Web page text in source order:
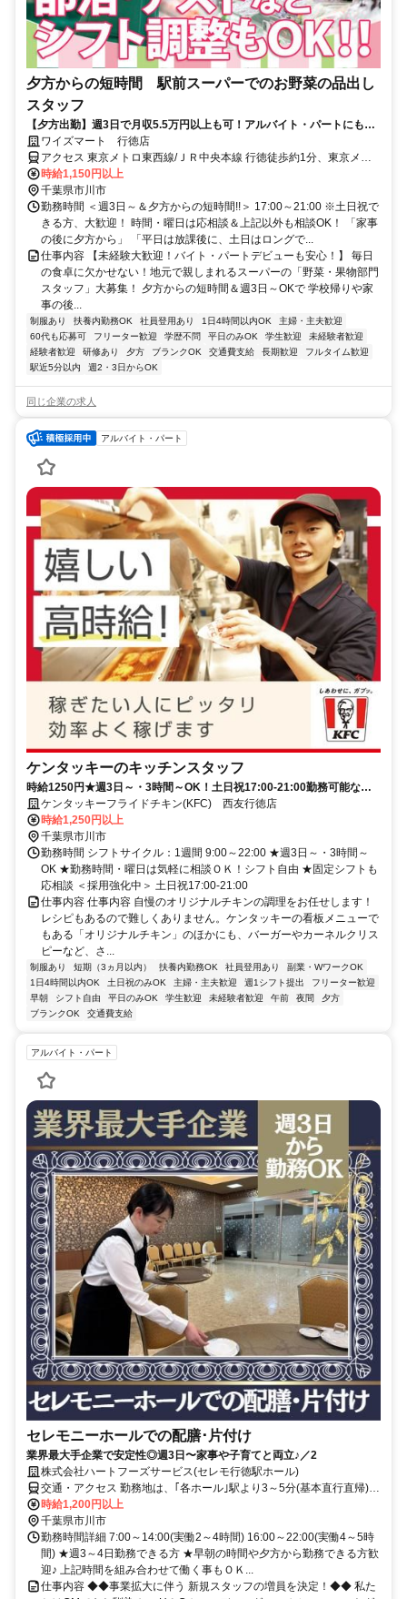
夕方からの短時間 駅前スーパーでのお野菜の品出し
スタッフ
【夕方出勤】週3日で月収5.5万円以上も可！アルバイト・パートにも賞
与あり！お得な社割で家計も大助かり♪
ワイズマート 行徳店
アクセス 東京メトロ東西線/ＪＲ中央本線 行徳徒歩約1分、東京メト
ロ東西線/ＪＲ中央本線 妙典南口徒歩約18分、東京メトロ東西線/ＪＲ
中央本線 南行徳北口徒歩約21分 東西線「行徳駅」目の前！
時給1,150円以上
千葉県市川市
勤務時間 ＜週3日～＆夕方からの短時間!!＞ 17:00～21:00 ※土日祝で
きる方、大歓迎！ 時間・曜日は応相談＆上記以外も相談OK！ 「家事
の後に夕方から」 「平日は放課後に、土日はロングで...
仕事内容 【未経験大歓迎！バイト・パートデビューも安心！】 毎日
の食卓に欠かせない！地元で親しまれるスーパーの「野菜・果物部門
スタッフ」大募集！ 夕方からの短時間＆週3日～OKで 学校帰りや家
事の後...
制服あり 扶養内勤務OK 社員登用あり 1日4時間以内OK
主婦・主夫歓迎
60代も応募可
フリーター歓迎 学歴不問 平日のみOK 学生歓迎
未経験者歓迎
経験者歓迎
研修あり 夕方 ブランクOK 交通費支給 長期歓迎
フルタイム歓迎
駅近5分以内
週2・3日からOK
同じ企業の求人
アルバイト・パート
ケンタッキーのキッチンスタッフ
時給1250円★週3日～・3時間～OK！土日祝17:00-21:00勤務可能な方
大歓迎♪
ケンタッキーフライドチキン(KFC) 西友行徳店
時給1,250円以上
千葉県市川市
勤務時間 シフトサイクル：1週間 9:00～22:00 ★週3日～・3時間～
OK ★勤務時間・曜日は気軽に相談ＯＫ！シフト自由 ★固定シフトも
応相談 ＜採用強化中＞ 土日祝17:00-21:00
仕事内容 仕事内容 自慢のオリジナルチキンの調理をお任せします！
レシピもあるので難しくありません。ケンタッキーの看板メニューで
もある「オリジナルチキン」のほかにも、バーガーやカーネルクリス
ピーなど、さ...
制服あり 短期（3ヵ月以内） 扶養内勤務OK 社員登用あり
副業・WワークOK
1日4時間以内OK
土日祝のみOK 主婦・主夫歓迎 週1シフト提出
フリーター歓迎
早朝
シフト自由 平日のみOK 学生歓迎 未経験者歓迎 午前 夜間
夕方
ブランクOK
交通費支給
アルバイト・パート
セレモニーホールでの配膳･片付け
業界最大手企業で安定性◎週3日〜家事や子育てと両立♪／2
株式会社ハートフーズサービス(セレモ行徳駅ホール)
交通・アクセス 勤務地は、｢各ホール｣駅より3～5分(基本直行直帰)の
駅近現場多数
時給1,200円以上
千葉県市川市
勤務時間詳細 7:00～14:00(実働2～4時間) 16:00～22:00(実働4～5時
間) ★週3～4日勤務できる方 ★早朝の時間や夕方から勤務できる方歓
迎♪ 上記時間を組み合わせて働く事もＯＫ...
仕事内容 ◆◆事業拡大に伴う 新規スタッフの増員を決定！◆◆ 私た